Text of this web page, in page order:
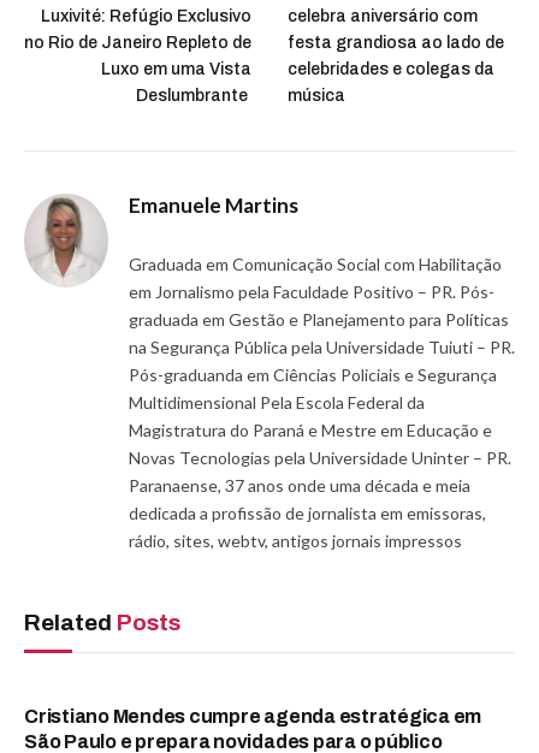
Luxivité: Refúgio Exclusivo
no Rio de Janeiro Repleto de
Luxo em uma Vista
Deslumbrante
celebra aniversário com
festa grandiosa ao lado de
celebridades e colegas da
música
Emanuele Martins
Graduada em Comunicação Social com Habilitação
em Jornalismo pela Faculdade Positivo – PR. Pós-
graduada em Gestão e Planejamento para Políticas
na Segurança Pública pela Universidade Tuiuti – PR.
Pós-graduanda em Ciências Policiais e Segurança
Multidimensional Pela Escola Federal da
Magistratura do Paraná e Mestre em Educação e
Novas Tecnologias pela Universidade Uninter – PR.
Paranaense, 37 anos onde uma década e meia
dedicada a profissão de jornalista em emissoras,
rádio, sites, webtv, antigos jornais impressos
Related Posts
Cristiano Mendes cumpre agenda estratégica em
São Paulo e prepara novidades para o público